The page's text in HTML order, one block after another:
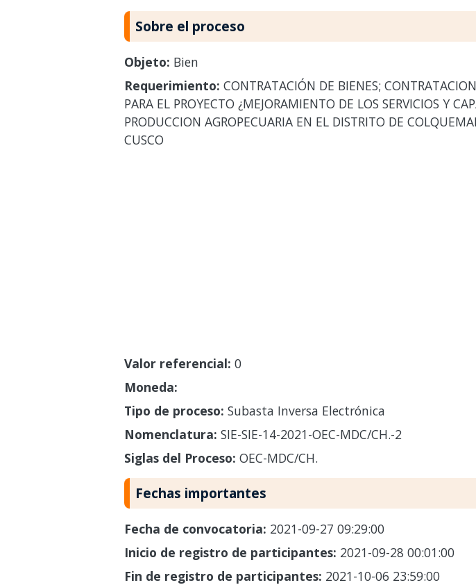
Sobre el proceso
Objeto: Bien
Requerimiento: CONTRATACIÓN DE BIENES;
PARA EL PROYECTO ¿MEJORAMIENTO DE LOS SERVICIOS Y
PRODUCCION AGROPECUARIA EN EL DISTRITO DE
CUSCO
Valor referencial: 0
Moneda:
Tipo de proceso: Subasta Inversa Electrónica
Nomenclatura: SIE-SIE-14-2021-OEC-MDC/CH.-2
Siglas del Proceso: OEC-MDC/CH.
Fechas importantes
Fecha de convocatoria: 2021-09-27 09:29:00
Inicio de registro de participantes: 2021-09-28 00:01:00
Fin de registro de participantes: 2021-10-06 23:59:00